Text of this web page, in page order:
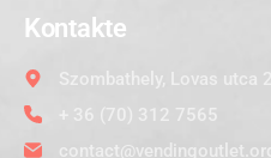
Kontakte
Szombathely, Lovas utca
+ 36 (70) 312 7565